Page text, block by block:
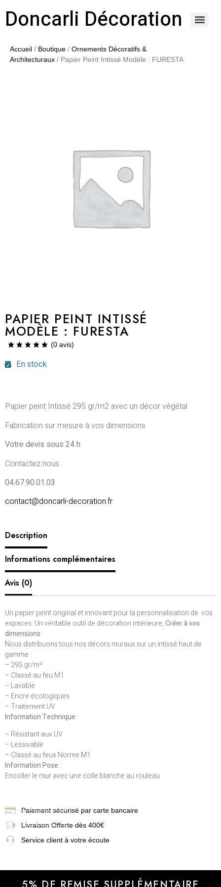
Doncarli Décoration
Accueil / Boutique / Ornements Décoratifs &
Architecturaux / Papier Peint Intissé Modèle : FURESTA
PAPIER PEINT INTISSÉ
MODÈLE : FURESTA
(0 avis)
En stock
Papier peint Intissé 295 gr/m2 avec un décor végétal
Fabrication sur mesure à vos dimensions
Votre devis sous 24 h
Contactez nous :
04.67.90.01.03
contact@doncarli-decoration.fr
Description
Informations complémentaires
Avis (0)
Un papier peint original et innovant pour la personnalisation de vos
espaces. Un véritable outil de décoration intérieure,Créer à vos
dimensions
Nous distribuons tous nos décors muraux sur un intissé haut de
gamme :
– 295 gr/m²
– Classé au feu M1
– Lavable
– Encre écologiques
– Traitement UV
Information Technique :
– Résistant aux UV
– Lessivable
– Classé au feux Norme M1
Information Pose :
Encoller le mur avec une colle blanche au rouleau
Paiement sécurisé par carte bancaire
Livraison Offerte dès 400€
Service client à votre écoute